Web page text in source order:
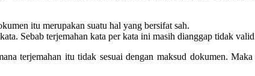
itu merupakan suatu hal yang bersifat sah.
Sebab terjemahan kata per kata ini masih dianggap tidak
terjemahan itu tidak sesuai dengan maksud dokumen.